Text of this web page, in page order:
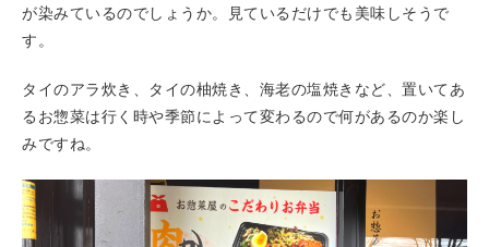
が染みているのでしょうか。見ているだけでも美味しそうで
す。
タイのアラ炊き、タイの柚焼き、海老の塩焼きなど、置いてあ
るお惣菜は行く時や季節によって変わるので何があるのか楽し
みですね。